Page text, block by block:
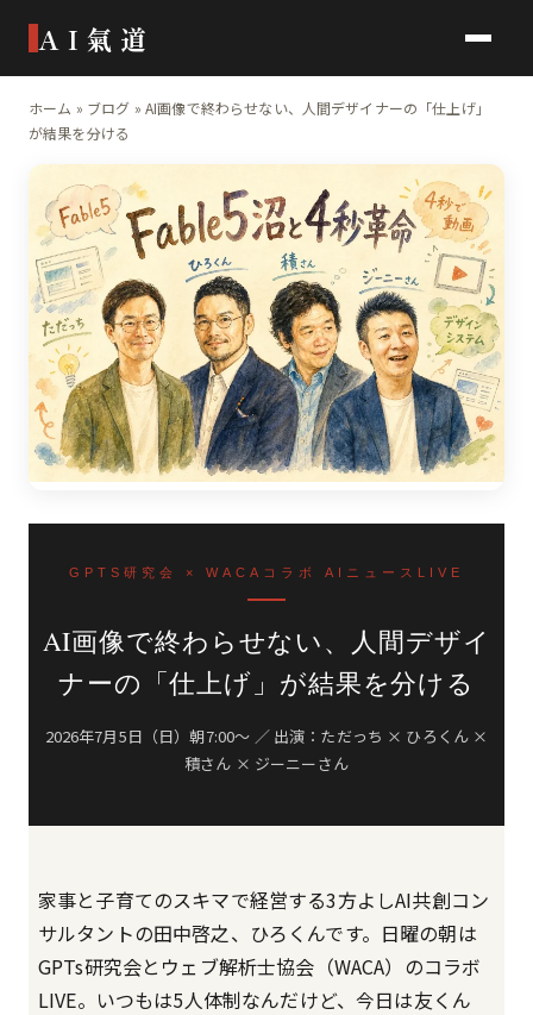
AI氣道
ホーム » ブログ » AI画像で終わらせない、人間デザイナーの「仕上げ」
が結果を分ける
GPTS研究会 × WACAコラボ AIニュースLIVE
AI画像で終わらせない、人間デザイ
ナーの「仕上げ」が結果を分ける
2026年7月5日（日）朝7:00〜 ／ 出演：ただっち × ひろくん ×
積さん × ジーニーさん
家事と子育てのスキマで経営する3方よしAI共創コン
サルタントの田中啓之、ひろくんです。日曜の朝は
GPTs研究会とウェブ解析士協会（WACA）のコラボ
LIVE。いつもは5人体制なんだけど、今日は友くん